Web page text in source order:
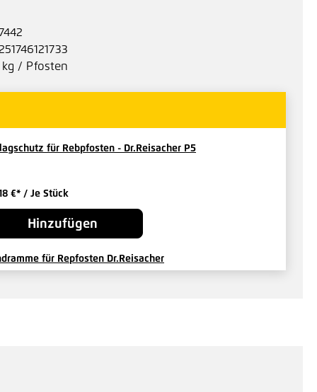
kg / Pfosten
für Rebpfosten - Dr.Reisacher P5
€* / Je Stück
Hinzufügen
für Repfosten Dr.Reisacher